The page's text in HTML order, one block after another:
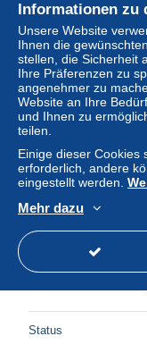
Neu
** N°33a, 20c
dont un
Status
Informationen zu
Unsere Website
Ihnen die
stellen, die Sicherheit
Ihre Präferenzen zu
angenehmer zu
Website an Ihre
und Ihnen zu
teilen.
Einige dieser Cookies
erforderlich, andere
eingestellt werden.
Mehr dazu